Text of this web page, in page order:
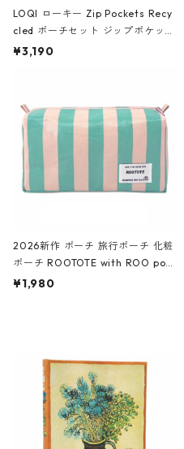
LOQI ローキー Zip Pockets Recy
cled ポーチセット ジップポケット
ファスナーポーチ 撥水加工 トラベ
ーガンディー、オフホワイト
¥3,190
2026新作 ポーチ 旅行ポーチ 化粧
ポーチ ROOTOTE with ROO pou
ch 3532 ルートート WR.ポーチ.ラ
¥1,980